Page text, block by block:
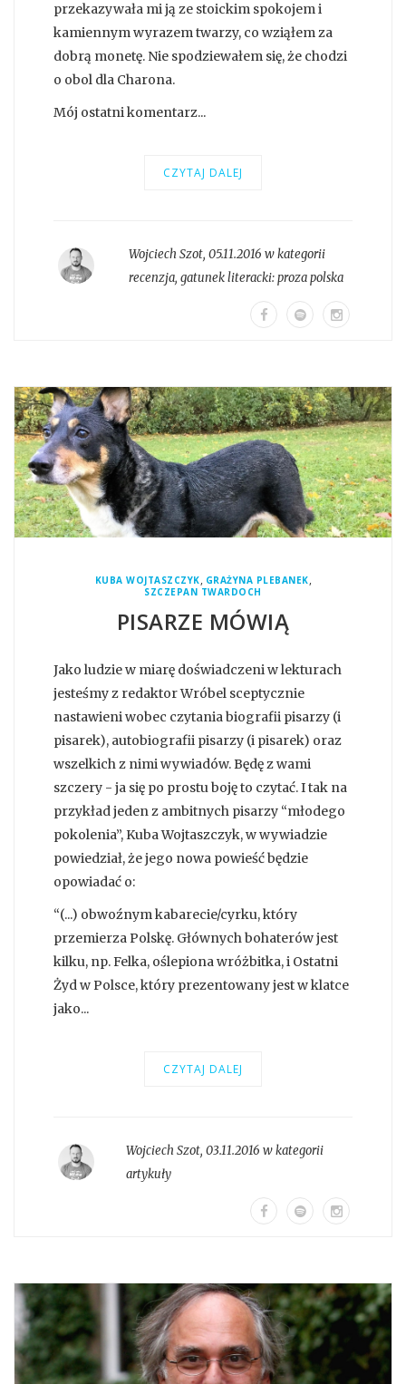
przekazywała mi ją ze stoickim spokojem i
kamiennym wyrazem twarzy, co wziąłem za
dobrą monetę. Nie spodziewałem się, że chodzi
o obol dla Charona.
Mój ostatni komentarz...
CZYTAJ DALEJ
Wojciech Szot, 05.11.2016 w kategorii
recenzja, gatunek literacki:proza polska
KUBA WOJTASZCZYK, GRAŻYNA PLEBANEK,
SZCZEPAN TWARDOCH
PISARZE MÓWIĄ
Jako ludzie w miarę doświadczeni w lekturach
jesteśmy z redaktor Wróbel sceptycznie
nastawieni wobec czytania biografii pisarzy (i
pisarek), autobiografii pisarzy (i pisarek) oraz
wszelkich z nimi wywiadów. Będę z wami
szczery - ja się po prostu boję to czytać. I tak na
przykład jeden z ambitnych pisarzy “młodego
pokolenia”, Kuba Wojtaszczyk, w wywiadzie
powiedział, że jego nowa powieść będzie
opowiadać o:
“(...) obwoźnym kabarecie/cyrku, który
przemierza Polskę. Głównych bohaterów jest
kilku, np. Felka, oślepiona wróżbitka, i Ostatni
Żyd w Polsce, który prezentowany jest w klatce
jako...
CZYTAJ DALEJ
Wojciech Szot,03.11.2016 w kategorii
artykuły